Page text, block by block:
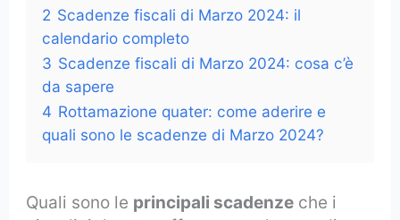
2 Scadenze fiscali di Marzo 2024: il
calendario completo
3 Scadenze fiscali di Marzo 2024: cosa c’è
da sapere
4 Rottamazione quater: come aderire e
quali sono le scadenze di Marzo 2024?
Quali sono le principali scadenze che i